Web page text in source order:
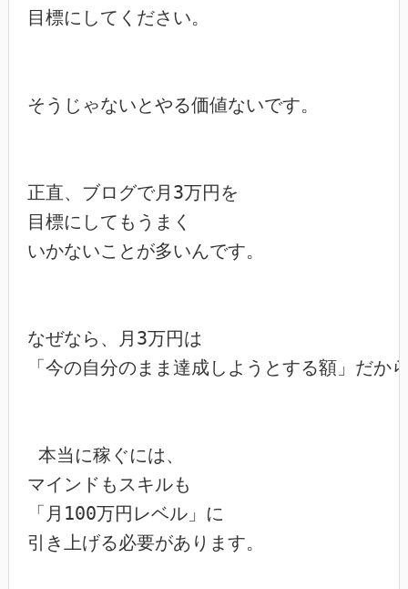
目標にしてください。
そうじゃないとやる価値ないです。
正直、ブログで月3万円を
目標にしてもうまく
いかないことが多いんです。
なぜなら、月3万円は
「今の自分のまま達成しようとする額」だか
本当に稼ぐには、
マインドもスキルも
「月100万円レベル」に
引き上げる必要があります。